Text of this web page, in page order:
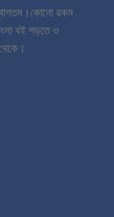
কোনো রকম
বই পড়তে ও